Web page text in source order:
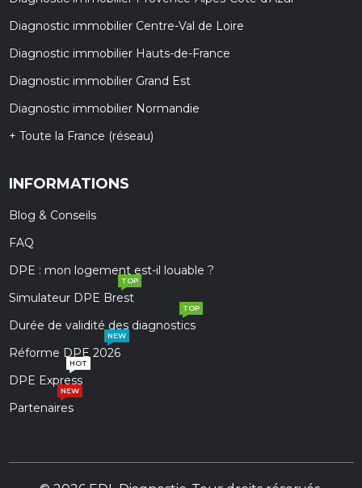
Diagnostic immobilier Centre-Val de Loire
Diagnostic immobilier Hauts-de-France
Diagnostic immobilier Grand Est
Diagnostic immobilier Normandie
+ Toute la France (réseau)
INFORMATIONS
Blog & Conseils
FAQ
DPE : mon logement est-il louable ?
Simulateur DPE Brest
TOP
Durée de validité des diagnostics
TOP
Réforme DPE 2026
NEW
DPE Express
HOT
Partenaires
NEW